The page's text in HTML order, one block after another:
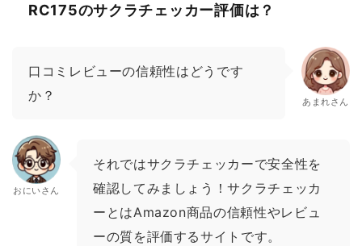
RC175のサクラチェッカー評価は？
口コミレビューの信頼性はどうです
か？
あまれさん
おにいさん
それではサクラチェッカーで安全性を
確認してみましょう！サクラチェッカ
ーとはAmazon商品の信頼性やレビュ
ーの質を評価するサイトです。